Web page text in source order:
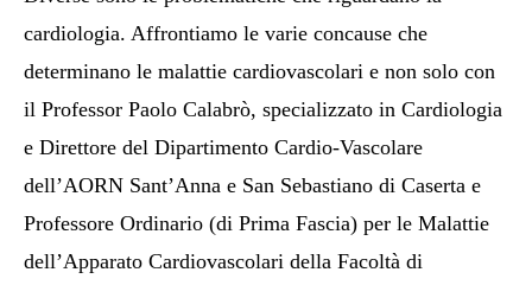
cardiologia. Affrontiamo le varie concause che
determinano le malattie cardiovascolari e non solo con
il Professor Paolo Calabrò, specializzato in Cardiologia
e Direttore del Dipartimento Cardio-Vascolare
dell’AORN Sant’Anna e San Sebastiano di Caserta e
Professore Ordinario (di Prima Fascia) per le Malattie
dell’Apparato Cardiovascolari della Facoltà di